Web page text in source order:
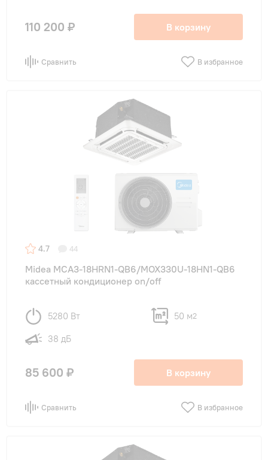
110 200 ₽ В корзину
Сравнить В избранное
4.7 44
Midea MCA3-18HRN1-QB6/MOX330U-18HN1-QB6
кассетный кондиционер on/off
5280 Вт 50 м2
38 дБ
85 600 ₽ В корзину
Сравнить В избранное